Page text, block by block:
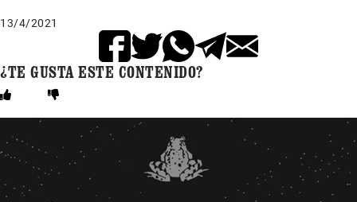
13/4/2021
¿TE GUSTA ESTE CONTENIDO?